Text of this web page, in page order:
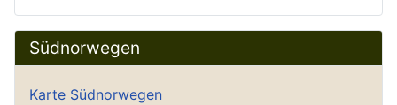
Südnorwegen
Karte Südnorwegen